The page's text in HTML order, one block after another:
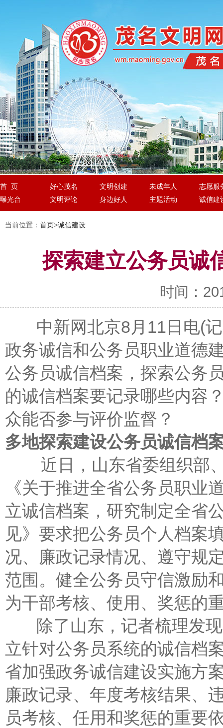
首 页 好心茂名 文明创建 未成年人
志愿服
曝光台
文明评论 身边好人 主题活动 诚信建
当前位置： 首页>诚信建设
探索建立公务员诚
时间：
中新网北京8月11日电(记
政务诚信和公务员职业道德
公务员诚信档案，探索公务
的诚信档案要记录哪些内容
众能否参与评价监督？
多地探索建设公务员诚信档
近日，山东省委组织部、
《关于推进全省公务员职业
立诚信档案，研究制定全省
见》要求把公务员个人档案
况、廉政记录情况、遵守规
范围。健全公务员守信激励
为干部考核、使用、奖惩的
除了山东，记者梳理发现
立针对公务员系统的诚信档
省加强政务诚信建设实施方
廉政记录、年度考核结果、
员考核、任用和奖惩的重要